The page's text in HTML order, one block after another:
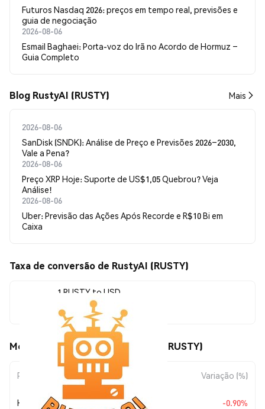
Futuros Nasdaq 2026: preços em tempo real, previsões e
guia de negociação
2026-08-06
Esmail Baghaei: Porta-voz do Irã no Acordo de Hormuz –
Guia Completo
Blog RustyAI (RUSTY) Mais
2026-08-06
SanDisk (SNDK): Análise de Preço e Previsões 2026–2030,
Vale a Pena?
2026-08-06
Preço XRP Hoje: Suporte de US$1,05 Quebrou? Veja
Análise!
2026-08-06
Uber: Previsão das Ações Após Recorde e R$10 Bi em
Caixa
Taxa de conversão de RustyAI (RUSTY)
1 RUSTY to USD
$0.00020796
Movimentos de preço de RustyAI (RUSTY)
Período Variação do Valor Variação (%)
Hoje $-0.00000189 -0.90%